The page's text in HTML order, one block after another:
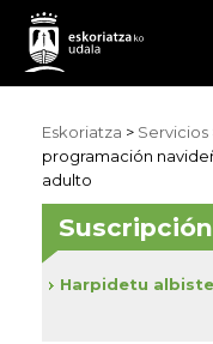
Eskoriatza > Servicios
programación
adulto
Suscripción
Harpidetu